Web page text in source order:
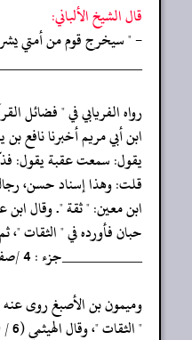
قال الشيخ الألباني:
- " سيخرج قوم من أمتي
‏‏‏‏رواه الفريابي في " فضائل القرآن " (187 / 2) : حدثني ميمون
‏‏‏‏ابن أبي مريم أخبرنا نافع
‏‏‏‏يقول: سمعت عقبة يقول:
‏‏‏‏قلت: وهذا إسناد حسن،
‏‏‏‏ابن معين: " ثقة ". وقال
‏‏‏‏حبان فأورده في " الثقات
‏‏‏‏__________جزء : 4 /صفحہ : 507__________
‏‏‏‏وميمون بن الأصبغ روى عنه
‏‏‏‏" الثقات "، وقال الهيثمي (6 / 229) : " رواه الطبراني ورجاله ثقات ".